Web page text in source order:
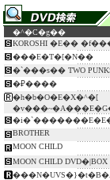
�^�C�g��
KOROSHI �E��
���E�T�[�N��
�`���s�� TWO
�₽����
�h�b�O�E�X�^�[
BROTHER
MOON CHILD
MOON CHILD DVD�|BOX